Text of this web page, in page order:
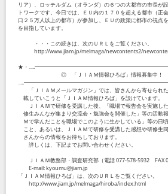
リア）、ロッテルダム（オランダ）の６つの大都市の市長が
トワークです。今日では、ＥＵ内の１７０を超える都市（正
口２５万人以上の都市）が参加し、ＥＵの政策に都市の視点
を目指しています。
・・・この続きは、次のＵＲＬをご覧ください。
http://www.jiam.jp/melmaga/newcontents2/
★・
◎ 「ＪＩＡＭ情報ひろば」情報募集中
「ＪＩＡＭメールマガジン」では、皆さんから寄せられ
載していこうと「ＪＩＡＭ情報ひろば」を設けています。
ＪＩＡＭで研修を受講した後、「職場で報告会を実施し
修生みんなが集まり交流会・勉強会を開催した」等の活動
Ｍで学んだことを職場でこのように生かしている」等の日
こと、あるいは、ＪＩＡＭで研修を受講した感想や研修生
さんからの情報をお待ちしております。
詳しくは、下記までお問い合わせください。
ＪＩＡＭ教務部・調査研究部（電話 077-578-5932 FAX
E-mail: kyoumu@jiam.jp
「ＪＩＡＭ情報ひろば」は、次のＵＲＬをご覧ください。
http://www.jiam.jp/melmaga/hiroba/index.html